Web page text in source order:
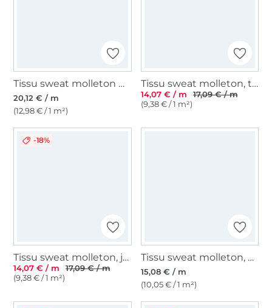
Tissu sweat molleton Ciel étoilé, bleu foncé
20,12 € / m
(12,98 € / 1 m²)
Tissu sweat molleton, terracotta
14,07 € / m
17,09 € / m
(9,38 € / 1 m²)
-18%
Tissu sweat molleton, jaune curry
14,07 € / m
17,09 € / m
(9,38 € / 1 m²)
Tissu sweat molleton, baie pâle
15,08 € / m
(10,05 € / 1 m²)